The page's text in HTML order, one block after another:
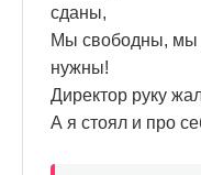
сданы,
Мы свободны, мы
нужны!
Директор руку
А я стоял и про